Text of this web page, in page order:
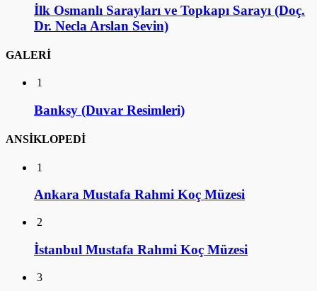
İlk Osmanlı Sarayları ve Topkapı Sarayı (Doç.
Dr. Necla Arslan Sevin)
GALERİ
1
Banksy (Duvar Resimleri)
ANSİKLOPEDİ
1
Ankara Mustafa Rahmi Koç Müzesi
2
İstanbul Mustafa Rahmi Koç Müzesi
3